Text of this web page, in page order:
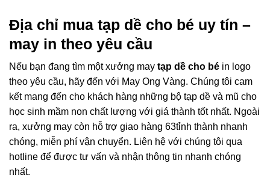
Địa chỉ mua tạp dề cho bé uy tín –
may in theo yêu cầu
Nếu bạn đang tìm một xưởng may tạp dề cho bé in logo
theo yêu cầu, hãy đến với May Ong Vàng. Chúng tôi cam
kết mang đến cho khách hàng những bộ tạp dề và mũ cho
học sinh mầm non chất lượng với giá thành tốt nhất. Ngoài
ra, xưởng may còn hỗ trợ giao hàng 63tỉnh thành nhanh
chóng, miễn phí vận chuyển. Liên hệ với chúng tôi qua
hotline để được tư vấn và nhận thông tin nhanh chóng
nhất.